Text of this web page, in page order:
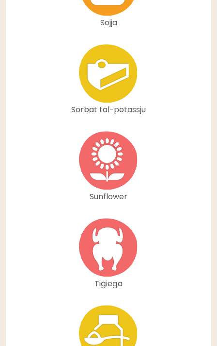
Sojja
Sorbat tal-potassju
Sunflower
Tiġieġa